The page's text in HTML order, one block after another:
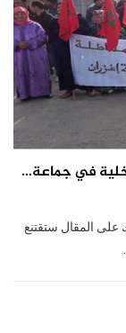
في جماعة…
على المقال ستقتنع